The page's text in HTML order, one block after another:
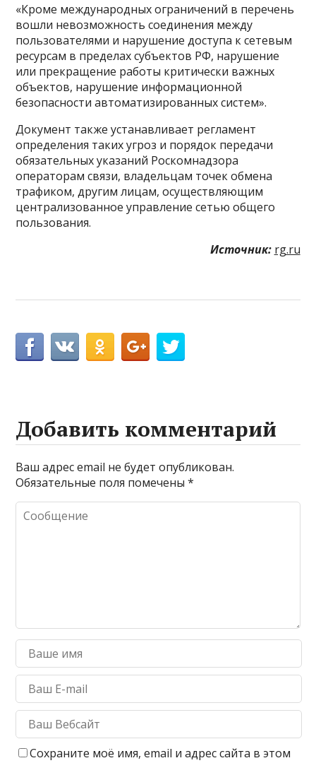
«Кроме международных ограничений в перечень
вошли невозможность соединения между
пользователями и нарушение доступа к сетевым
ресурсам в пределах субъектов РФ, нарушение
или прекращение работы критически важных
объектов, нарушение информационной
безопасности автоматизированных систем».
Документ также устанавливает регламент
определения таких угроз и порядок передачи
обязательных указаний Роскомнадзора
операторам связи, владельцам точек обмена
трафиком, другим лицам, осуществляющим
централизованное управление сетью общего
пользования.
Источник: rg.ru
Добавить комментарий
Ваш адрес email не будет опубликован.
Обязательные поля помечены*
Сохраните моё имя, email и адрес сайта в этом